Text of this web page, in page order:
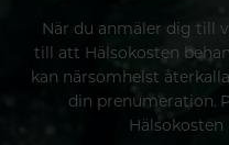
När du anmäler dig till
till att Hälsokosten
kan närsomhelst
din prenumeration.
Hälsokosten